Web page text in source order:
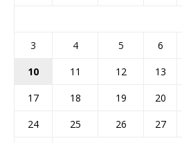
3
4 5 6
10
11 12 13
17
18 19 20
24
25 26 27